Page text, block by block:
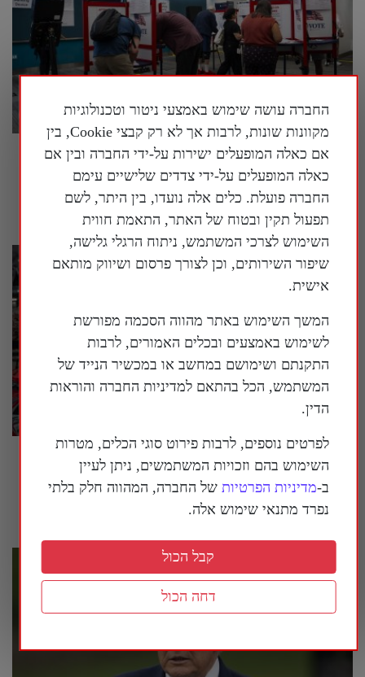
בארה"ב נחשף עוד ועוד מידע על המעורבות של
המשטר הסיני במדינה
המשטר הסיני מנסה לחמש מחדש את איראן |
החברה עושה שימוש באמצעי ניטור וטכנולוגיות
מקוונות שונות, לרבות אך לא רק קבצי Cookie, בין
אם כאלה המופעלים ישירות על-ידי החברה ובין אם
כאלה המופעלים על-ידי צדדים שלישיים עימם
החברה פועלת. כלים אלה נועדו, בין היתר, לשם
תפעול תקין ובטוח של האתר, התאמת חווית
השימוש לצרכי המשתמש, ניתוח הרגלי גלישה,
שיפור השירותים, וכן לצורך פרסום ושיווק מותאם
אישית.
המשך השימוש באתר מהווה הסכמה מפורשת
לשימוש באמצעים ובכלים האמורים, לרבות
התקנתם ושימושם במחשב או במכשיר הנייד של
המשתמש, הכל בהתאם למדיניות החברה והוראות
הדין.
לפרטים נוספים, לרבות פירוט סוגי הכלים, מטרות
השימוש בהם וזכויות המשתמשים, ניתן לעיין
ב-מדיניות הפרטיות של החברה, המהווה חלק בלתי
נפרד מתנאי שימוש אלה.
דחה הכול
קבל הכול